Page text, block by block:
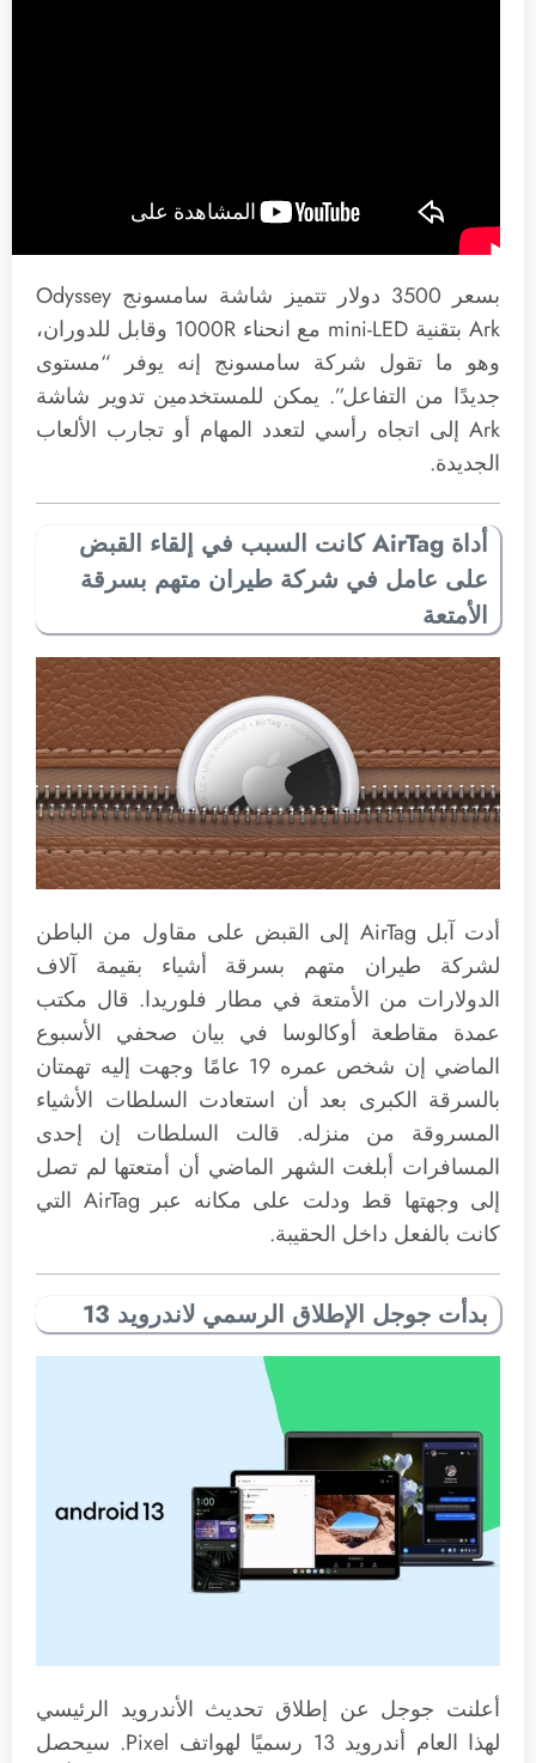
بسعر 3500 دولار تتميز شاشة سامسونج Odyssey
Ark بتقنية mini-LED مع انحناء 1000R وقابل للدوران،
وهو ما تقول شركة سامسونج إنه يوفر “مستوى
جديدًا من التفاعل”. يمكن للمستخدمين تدوير شاشة
Ark إلى اتجاه رأسي لتعدد المهام أو تجارب الألعاب
الجديدة.
أداة AirTag كانت السبب في إلقاء القبض
على عامل في شركة طيران متهم بسرقة
الأمتعة
أدت آبل AirTag إلى القبض على مقاول من الباطن
لشركة طيران متهم بسرقة أشياء بقيمة آلاف
الدولارات من الأمتعة في مطار فلوريدا. قال مكتب
عمدة مقاطعة أوكالوسا في بيان صحفي الأسبوع
الماضي إن شخص عمره 19 عامًا وجهت إليه تهمتان
بالسرقة الكبرى بعد أن استعادت السلطات الأشياء
المسروقة من منزله. قالت السلطات إن إحدى
المسافرات أبلغت الشهر الماضي أن أمتعتها لم تصل
إلى وجهتها قط ودلت على مكانه عبر AirTag التي
كانت بالفعل داخل الحقيبة.
بدأت جوجل الإطلاق الرسمي لاندرويد 13
أعلنت جوجل عن إطلاق تحديث الأندرويد الرئيسي
لهذا العام أندرويد 13 رسميًا لهواتف Pixel. سيحصل